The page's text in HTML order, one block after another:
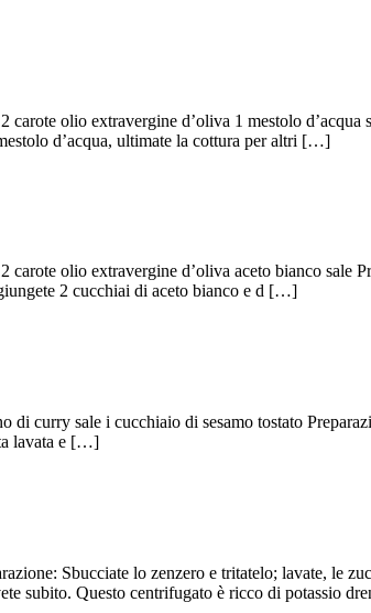
olio extravergine d’oliva 1 mestolo d’acqua
d’acqua, ultimate la cottura per altri […]
olio extravergine d’oliva aceto bianco sale
2 cucchiai di aceto bianco e d […]
curry sale i cucchiaio di sesamo tostato
lavata e […]
Sbucciate lo zenzero e tritatelo; lavate, le
subito. Questo centrifugato è ricco di potassio